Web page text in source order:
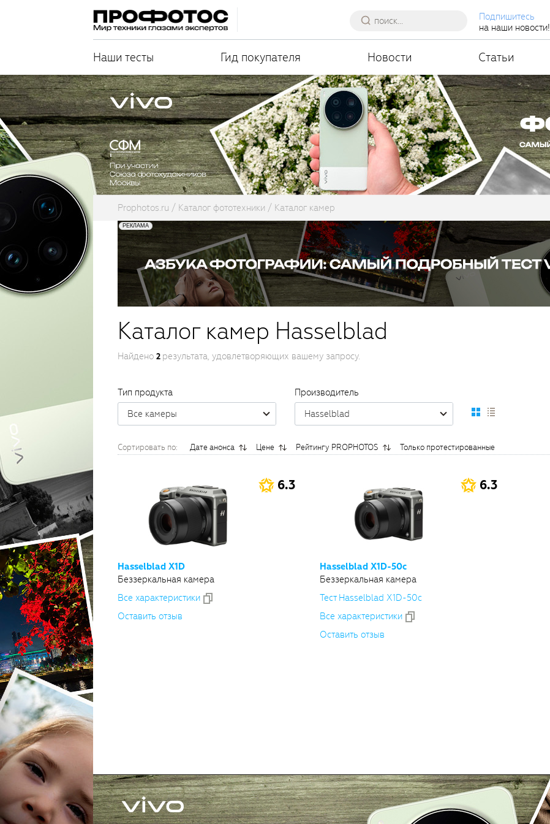
Подпишитесь
на наши новости!
Наши тесты Гид покупателя Новости Статьи
Prophotos.ru Каталог фототехники Каталог камер
Каталог камер Hasselblad
Найдено 2 результата, удовлетворяющих вашему запросу.
Тип продукта
Все камеры
Производитель
Hasselblad
Сортировать по: Дате анонса Цене Рейтингу PROPHOTOS Только протестированные
6.3
Hasselblad X1D
Беззеркальная камера
Все xарактеристики
Оставить отзыв
6.3
Hasselblad X1D-50c
Беззеркальная камера
Тест Hasselblad X1D-50c
Все xарактеристики
Оставить отзыв